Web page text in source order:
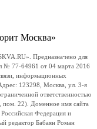
Москва»
Предназначено для
№ 77-64961 от 04 марта 2016
информационных
123298, Москва, ул. 3-я
ответственностью
22). Доменное имя сайта
Федерация и
редактор Бабаян Роман